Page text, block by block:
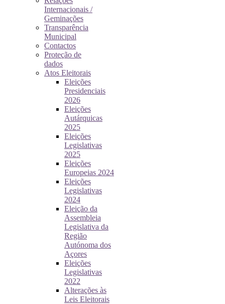
Internacionais /
Geminações
Transparência
Municipal
Contactos
Proteção de
dados
Atos Eleitorais
Eleições
Presidenciais
2026
Eleições
Autárquicas
2025
Eleições
Legislativas
2025
Eleições
Europeias 2024
Eleições
Legislativas
2024
Eleição da
Assembleia
Legislativa da
Região
Autónoma dos
Açores
Eleições
Legislativas
2022
Alterações às
Leis Eleitorais